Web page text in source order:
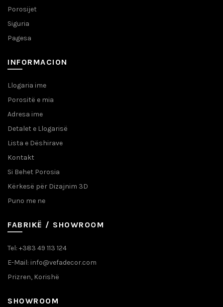
Porosijet
Siguria
Pagesa
INFORMACION
Llogaria ime
Porositë e mia
Adresa ime
Detalet e Llogarisë
Lista e Dëshirave
Kontakt
Si Behet Porosia
Kërkesë për Dizajnim 3D
Puno me ne
FABRIKË / SHOWROOM
Tel: +383 49 113 124
E-Mail: info@vefadecor.com
Prizren, Korishë
SHOWROOM